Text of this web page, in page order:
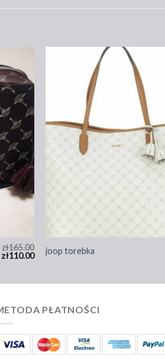
zł165.00
zł110.00 joop torebka
PŁATNOŚCI